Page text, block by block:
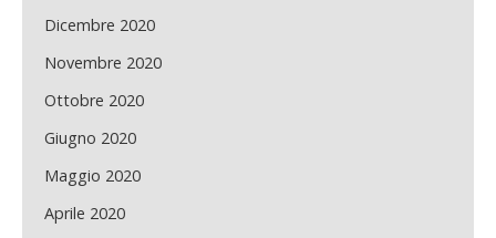
Dicembre 2020
Novembre 2020
Ottobre 2020
Giugno 2020
Maggio 2020
Aprile 2020